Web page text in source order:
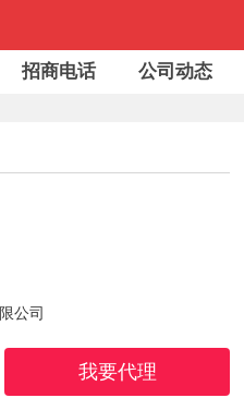
招商电话 公司动态
公司
我要代理